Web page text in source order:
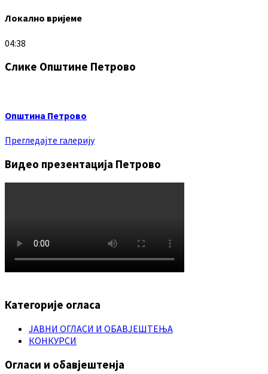
Локално вријеме
04:38
Слике Општине Петрово
Општина Петрово
Прегледајте галерију
Видео презентација Петрово
Категорије огласа
ЈАВНИ ОГЛАСИ И ОБАВЈЕШТЕЊА
КОНКУРСИ
Огласи и обавјештенја